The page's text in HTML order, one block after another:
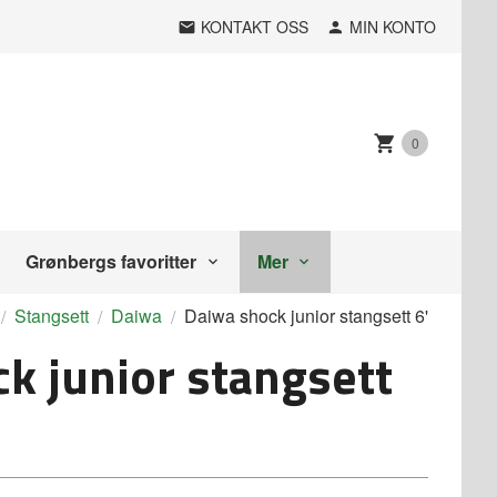
KONTAKT OSS MIN KONTO
0
Grønbergs favoritter Mer
Stangsett Daiwa Daiwa shock junior stangsett 6'
junior stangsett